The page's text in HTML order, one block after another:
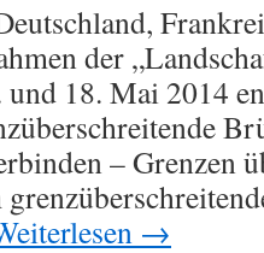
der
18. Mai 2014
– Grenzen
→